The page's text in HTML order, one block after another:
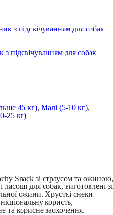
підсвічуванням для собак
45 кг), Малі (5-10 кг),
25 кг)
Snack зі страусом та ожиною,
для собак, виготовлені зі
ожини. Хрусткі снеки
користь,
та корисне заохочення.